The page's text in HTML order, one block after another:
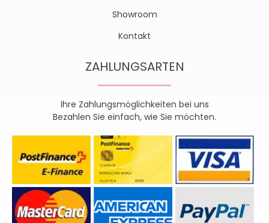
Showroom
Kontakt
ZAHLUNGSARTEN
Ihre Zahlungsmöglichkeiten bei uns
Bezahlen Sie einfach, wie Sie möchten.